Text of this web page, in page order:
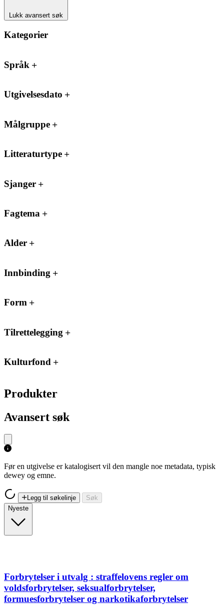
Lukk avansert søk
Kategorier
Språk
Utgivelsesdato
Målgruppe
Litteraturtype
Sjanger
Fagtema
Alder
Innbinding
Form
Tilrettelegging
Kulturfond
Produkter
Avansert søk
Før en utgivelse er katalogisert vil den mangle noe metadata, typisk
dewey og emne.
Legg til søkelinje
Søk
Nyeste
Forbrytelser i utvalg : straffelovens regler om
voldsforbrytelser, seksualforbrytelser,
formuesforbrytelser og narkotikaforbrytelser